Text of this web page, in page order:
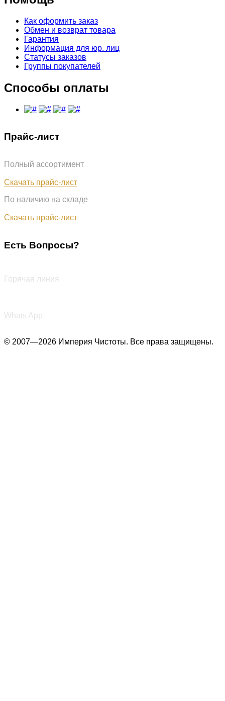
Как оформить заказ
Обмен и возврат товара
Гарантия
Информация для юр. лиц
Статусы заказов
Группы покупателей
Способы оплаты
Прайс-лист
Полный ассортимент
Скачать прайс-лист
По наличию на складе
Скачать прайс-лист
Есть Вопросы?
Горячая линия
Whats App
© 2007—2026 Империя Чистоты. Все права защищены.